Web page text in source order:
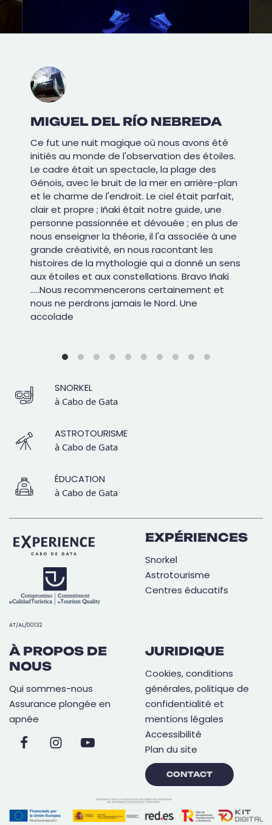
MIGUEL DEL RÍO NEBREDA
Ce fut une nuit magique où nous avons été
initiés au monde de l'observation des étoiles.
Le cadre était un spectacle, la plage des
Génois, avec le bruit de la mer en arrière-plan
et le charme de l'endroit. Le ciel était parfait,
clair et propre ; Iñaki était notre guide, une
personne passionnée et dévouée ; en plus de
nous enseigner la théorie, il l'a associée à une
grande créativité, en nous racontant les
histoires de la mythologie qui a donné un sens
aux étoiles et aux constellations. Bravo Iñaki
.....Nous recommencerons certainement et
nous ne perdrons jamais le Nord. Une
accolade
SNORKEL
à Cabo de Gata
ASTROTOURISME
à Cabo de Gata
ÉDUCATION
à Cabo de Gata
AT/AL/00132
EXPÉRIENCES
Snorkel
Astrotourisme
Centres éducatifs
À PROPOS DE
NOUS
Qui sommes-nous
Assurance plongée en
apnée
JURIDIQUE
Cookies, conditions
générales, politique de
confidentialité et
mentions légales
Accessibilité
Plan du site
CONTACT